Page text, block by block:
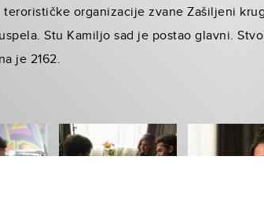
organizacije zvane Zašiljeni
Stu Kamiljo sad je postao glavni.
je 2162.